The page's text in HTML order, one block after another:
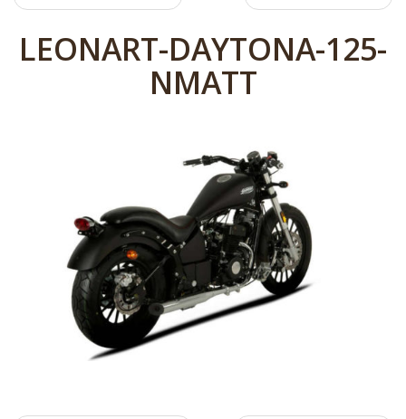
LEONART-DAYTONA-125-
NMATT